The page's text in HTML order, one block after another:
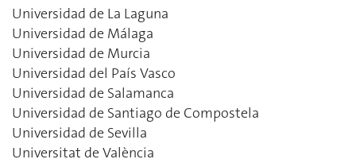
Universidad de La Laguna
Universidad de Málaga
Universidad de Murcia
Universidad del País Vasco
Universidad de Salamanca
Universidad de Santiago de Compostela
Universidad de Sevilla
Universitat de València